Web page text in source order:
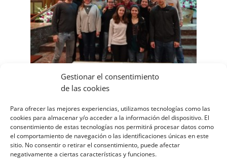
Gestionar el consentimiento
de las cookies
Para ofrecer las mejores experiencias, utilizamos tecnologías como las
cookies para almacenar y/o acceder a la información del dispositivo. El
consentimiento de estas tecnologías nos permitirá procesar datos como
el comportamiento de navegación o las identificaciones únicas en este
sitio. No consentir o retirar el consentimiento, puede afectar
negativamente a ciertas características y funciones.
RETIRO GRUPOS DE CATECUMENADO 3
\14\Europe/Madrid 2019
|
Logroño
Este fin de semana compartimos los grupos de
jóvenes de tercer año de catecumenado de